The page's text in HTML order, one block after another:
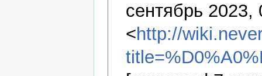
сентябрь 2023,
<http://